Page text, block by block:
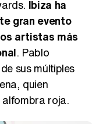
Ibiza ha
gran evento
artistas más
. Pablo
sus múltiples
quien
alfombra roja.